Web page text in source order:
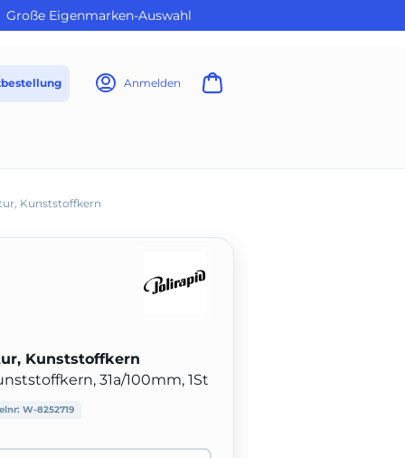
Große Eigenmarken-Auswahl
Anmelden
Kunststoffkern
Kunststoffkern
31a/100mm, 1St
W-8252719